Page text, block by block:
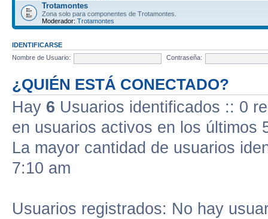
Trotamontes
Zona solo para componentes de Trotamontes.
Moderador: Trotamontes
IDENTIFICARSE
Nombre de Usuario:
Contraseña:
¿QUIÉN ESTÁ CONECTADO?
Hay 6 Usuarios identificados :: 0
en usuarios activos en los últimos
La mayor cantidad de usuarios
7:10 am
Usuarios registrados: No hay